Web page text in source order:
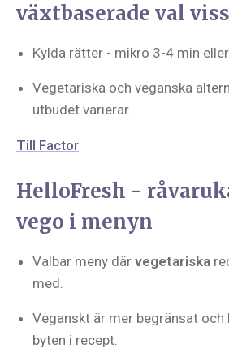
växtbaserade val
Kylda rätter - mikro 3-4 min
Vegetariska och veganska
utbudet varierar.
Till Factor
HelloFresh -
vego i menyn
Valbar meny där vegetariska
med.
Veganskt är mer begränsat och
byten i recept.